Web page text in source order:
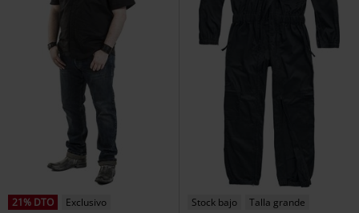
21% DTO
Exclusivo
Stock bajo Talla grande